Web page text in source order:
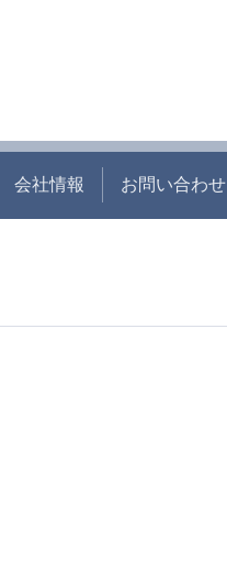
会社情報 お問い合わせ